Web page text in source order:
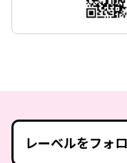
レーベルをフォ